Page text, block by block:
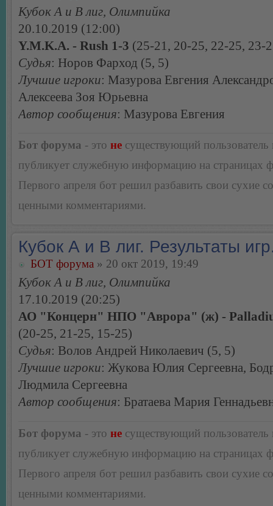
Кубок А и В лиг, Олимпийка
20.10.2019 (12:00)
Y.M.K.A. - Rush 1-3 (25-21, 20-25, 22-25, 23-
Судья: Норов Фарход (5, 5)
Лучшие игроки: Мазурова Евгения
Алексеева Зоя Юрьевна
Автор сообщения: Мазурова Евгения
Бот форума - это не существующий пользователь
публикует служебную информацию на страницах
Первого апреля бот решил разбавить свои сухие
ценными комментариями.
Кубок А и В лиг. Результаты
БОТ форума » 20 окт 2019, 19:49
Кубок А и В лиг, Олимпийка
17.10.2019 (20:25)
АО "Концерн" НПО "Аврора" (ж) -
(20-25, 21-25, 15-25)
Судья: Волов Андрей Николаевич (5, 5)
Лучшие игроки: Жукова Юлия Cергеевна,
Людмила Сергеевна
Автор сообщения: Братаева Мария
Бот форума - это не существующий пользователь
публикует служебную информацию на страницах
Первого апреля бот решил разбавить свои сухие
ценными комментариями.